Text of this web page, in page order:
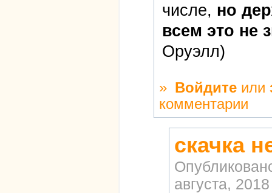
числе, но
всем это не
Оруэлл)
» Войдите или
комментарии
скачка
августа,